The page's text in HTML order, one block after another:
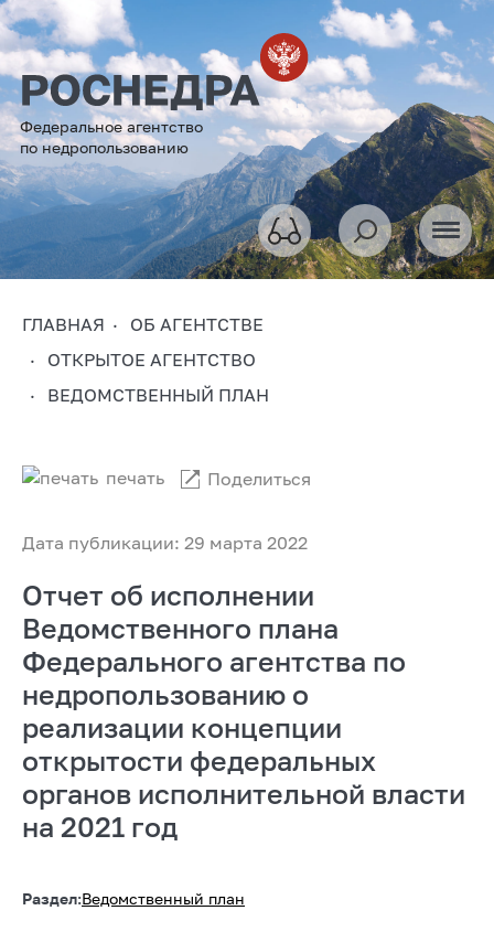
Федеральное агентство
по недропользованию
ГЛАВНАЯ
ОБ АГЕНТСТВЕ
ОТКРЫТОЕ АГЕНТСТВО
ВЕДОМСТВЕННЫЙ ПЛАН
Дата публикации: 29 марта 2022
печать Поделиться
Отчет об исполнении
Ведомственного плана
Федерального агентства по
недропользованию о
реализации концепции
открытости федеральных
органов исполнительной власти
на 2021 год
Раздел:Ведомственный план